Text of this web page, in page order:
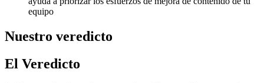
equipo
Nuestro veredicto
El Veredicto